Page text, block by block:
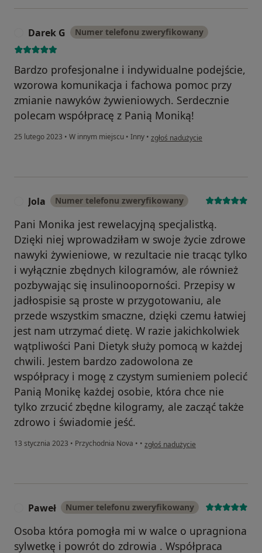
Darek G Numer telefonu zweryfikowany
Bardzo profesjonalne i indywidualne podejście,
wzorowa komunikacja i fachowa pomoc przy
zmianie nawyków żywieniowych. Serdecznie
polecam współpracę z Panią Moniką!
25 lutego 2023 • W innym miejscu • Inny • w opinii użytkownika Darek G
zgłoś nadużycie
Jola Numer telefonu zweryfikowany
Pani Monika jest rewelacyjną specjalistką.
Dzięki niej wprowadziłam w swoje życie zdrowe
nawyki żywieniowe, w rezultacie nie tracąc tylko
i wyłącznie zbędnych kilogramów, ale również
pozbywając się insulinooporności. Przepisy w
jadłospisie są proste w przygotowaniu, ale
przede wszystkim smaczne, dzięki czemu łatwiej
jest nam utrzymać dietę. W razie jakichkolwiek
wątpliwości Pani Dietyk służy pomocą w każdej
chwili. Jestem bardzo zadowolona ze
współpracy i mogę z czystym sumieniem polecić
Panią Monikę każdej osobie, która chce nie
tylko zrzucić zbędne kilogramy, ale zacząć także
zdrowo i świadomie jeść.
13 stycznia 2023 • Przychodnia Nova • • w opinii użytkownika Jola
zgłoś nadużycie
Paweł Numer telefonu zweryfikowany
Osoba która pomogła mi w walce o upragniona
sylwetkę i powrót do zdrowia . Współpraca